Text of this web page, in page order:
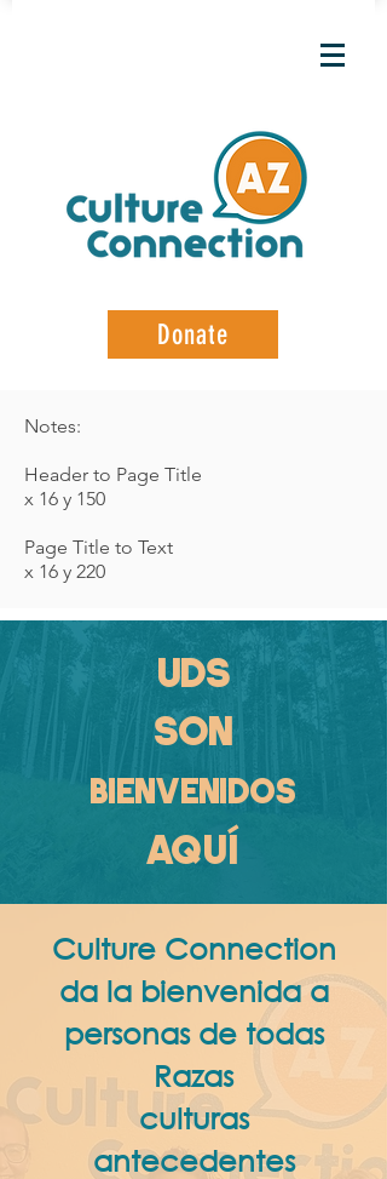
Donate
Notes:
Header to Page Title
x 16 y 150
Page Title to Text
x 16 y 220
UDS
SON
BIENVENIDOS
AQUÍ
Culture Connection
da la bienvenida a
personas de todas
Razas
culturas
antecedentes